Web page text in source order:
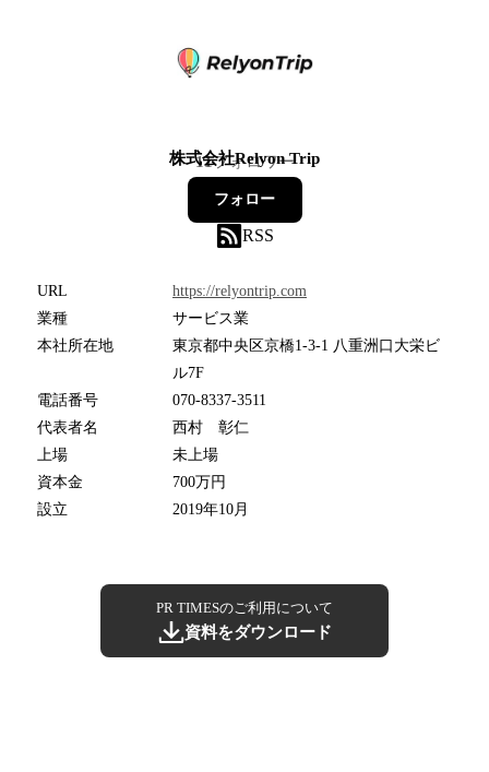
株式会社Relyon Trip
11フォロワー
フォロー
RSS
URL
https://relyontrip.com
業種
サービス業
本社所在地
東京都中央区京橋1-3-1 八重洲口大栄ビ
ル7F
電話番号
070-8337-3511
代表者名
西村 彰仁
上場
未上場
資本金
700万円
設立
2019年10月
PR TIMESのご利用について
資料をダウンロード